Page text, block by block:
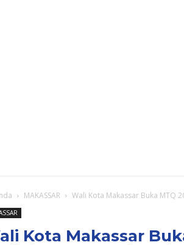
MAKASSAR Wali Kota Makassar Buka MTQ
Kota Makassar